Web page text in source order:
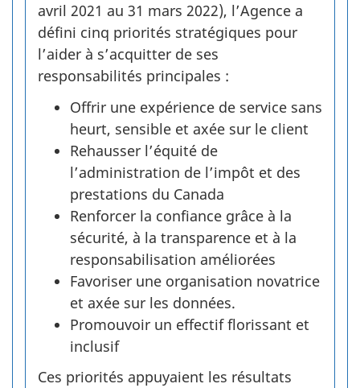
avril 2021 au 31 mars 2022), l’Agence a
défini cinq priorités stratégiques pour
l’aider à s’acquitter de ses
responsabilités principales :
Offrir une expérience de service sans
heurt, sensible et axée sur le client
Rehausser l’équité de
l’administration de l’impôt et des
prestations du Canada
Renforcer la confiance grâce à la
sécurité, à la transparence et à la
responsabilisation améliorées
Favoriser une organisation novatrice
et axée sur les données.
Promouvoir un effectif florissant et
inclusif
Ces priorités appuyaient les résultats